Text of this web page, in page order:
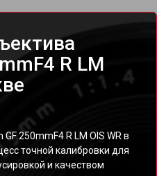
R LM
250mmF4 R LM OIS WR в
точной калибровки для
и качеством